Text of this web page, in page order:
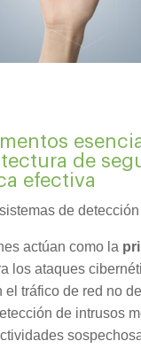
de
efectiva
de
actúan como la
los ataques
el tráfico de red no
de intrusos